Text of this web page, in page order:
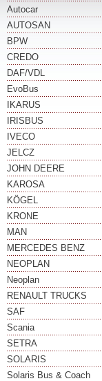
Autocar
AUTOSAN
BPW
CREDO
DAF/VDL
EvoBus
IKARUS
IRISBUS
IVECO
JELCZ
JOHN DEERE
KAROSA
KÖGEL
KRONE
MAN
MERCEDES BENZ
NEOPLAN
Neoplan
RENAULT TRUCKS
SAF
Scania
SETRA
SOLARIS
Solaris Bus & Coach